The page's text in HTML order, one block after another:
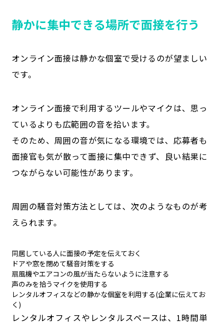
静かに集中できる場所で面接を行う
オンライン面接は静かな個室で受けるのが望ましい
です。
オンライン面接で利用するツールやマイクは、思っ
ているよりも広範囲の音を拾います。
そのため、周囲の音が気になる環境では、応募者も
面接官も気が散って面接に集中できず、良い結果に
つながらない可能性があります。
周囲の騒音対策方法としては、次のようなものが考
えられます。
同居している人に面接の予定を伝えておく
ドアや窓を閉めて騒音対策をする
扇風機やエアコンの風が当たらないように注意する
声のみを拾うマイクを使用する
レンタルオフィスなどの静かな個室を利用する(企業に伝えてお
く)
レンタルオフィスやレンタルスペースは、1時間単